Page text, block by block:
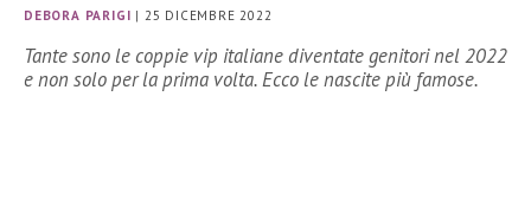
DEBORA PARIGI | 25 DICEMBRE 2022
Tante sono le coppie vip italiane diventate genitori nel 2022
e non solo per la prima volta. Ecco le nascite più famose.